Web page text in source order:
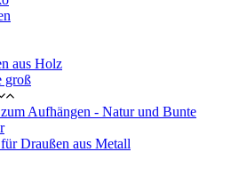
aus Holz
groß
Aufhängen - Natur und Bunte
Draußen aus Metall